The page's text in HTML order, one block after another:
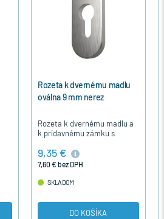
Rozeta k dvernému madlu
oválna 9 mm nerez
Rozeta k dvernému madlu a
k prídavnému zámku s
povrchovej úprave kartáčová
nerez.
9,35 €
7,60 € bez DPH
SKLADOM
DO KOŠÍKA